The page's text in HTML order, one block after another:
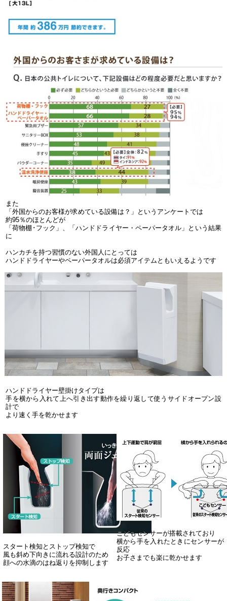
また
「外国からのお客様が求めている設備は？」というアンケートでは
約95％のほとんどが
「荷物棚･フック」、「ハンドドライヤー・ペーパータオル」という結果
に
ハンカチを持つ習慣のない外国人にとっては
ハンドドライヤーやペーパータオルは必須アイテムともいえるようです
ハンドドライヤー壁掛けタイプは
手を横から入れて上へ引き出す動作を繰り返して使うサイドオープン設
計で
より速く手を乾かせます
スタート検知とストップ検知で
風も斜め下向きに流れる設計のため
顔への水滴のはね返りを抑制します
こどもセンサーが搭載されており
横から手を入れたときにセンサーが
反応
お子さまでも楽に乾かせます